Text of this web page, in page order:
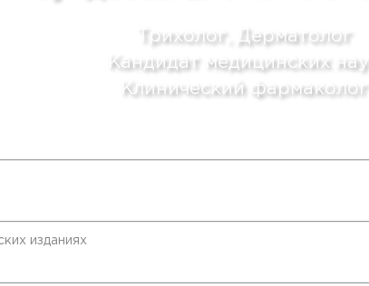
Трихолог, Дерматолог
Кандидат медицинских
Клинический фармаколог
изданиях